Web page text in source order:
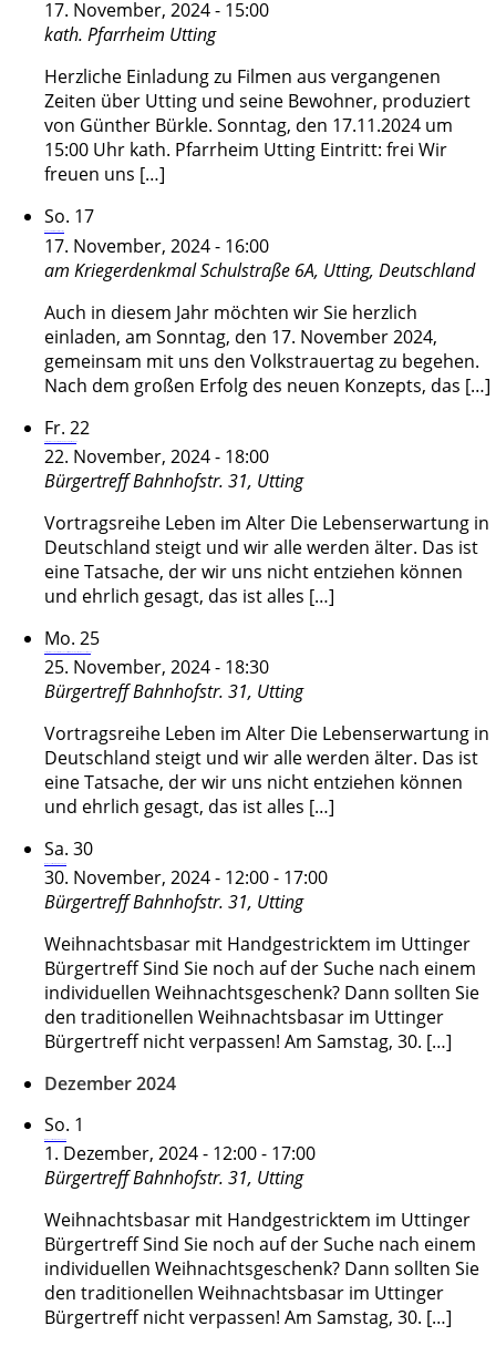
17. November, 2024 - 15:00
kath. Pfarrheim Utting
Herzliche Einladung zu Filmen aus vergangenen
Zeiten über Utting und seine Bewohner, produziert
von Günther Bürkle. Sonntag, den 17.11.2024 um
15:00 Uhr kath. Pfarrheim Utting Eintritt: frei Wir
freuen uns […]
So. 17
17. November, 2024 - 16:00
am KriegerdenkmalSchulstraße 6A, Utting, Deutschland
Auch in diesem Jahr möchten wir Sie herzlich
einladen, am Sonntag, den 17. November 2024,
gemeinsam mit uns den Volkstrauertag zu begehen.
Nach dem großen Erfolg des neuen Konzepts, das […]
Fr. 22
22. November, 2024 - 18:00
BürgertreffBahnhofstr. 31, Utting
Vortragsreihe Leben im Alter Die Lebenserwartung in
Deutschland steigt und wir alle werden älter. Das ist
eine Tatsache, der wir uns nicht entziehen können
und ehrlich gesagt, das ist alles […]
Mo. 25
25. November, 2024 - 18:30
BürgertreffBahnhofstr. 31, Utting
Vortragsreihe Leben im Alter Die Lebenserwartung in
Deutschland steigt und wir alle werden älter. Das ist
eine Tatsache, der wir uns nicht entziehen können
und ehrlich gesagt, das ist alles […]
Sa. 30
30. November, 2024 - 12:00- 17:00
BürgertreffBahnhofstr. 31, Utting
Weihnachtsbasar mit Handgestricktem im Uttinger
Bürgertreff Sind Sie noch auf der Suche nach einem
individuellen Weihnachtsgeschenk? Dann sollten Sie
den traditionellen Weihnachtsbasar im Uttinger
Bürgertreff nicht verpassen! Am Samstag, 30. […]
Dezember 2024
So. 1
1. Dezember, 2024 - 12:00- 17:00
BürgertreffBahnhofstr. 31, Utting
Weihnachtsbasar mit Handgestricktem im Uttinger
Bürgertreff Sind Sie noch auf der Suche nach einem
individuellen Weihnachtsgeschenk? Dann sollten Sie
den traditionellen Weihnachtsbasar im Uttinger
Bürgertreff nicht verpassen! Am Samstag, 30. […]